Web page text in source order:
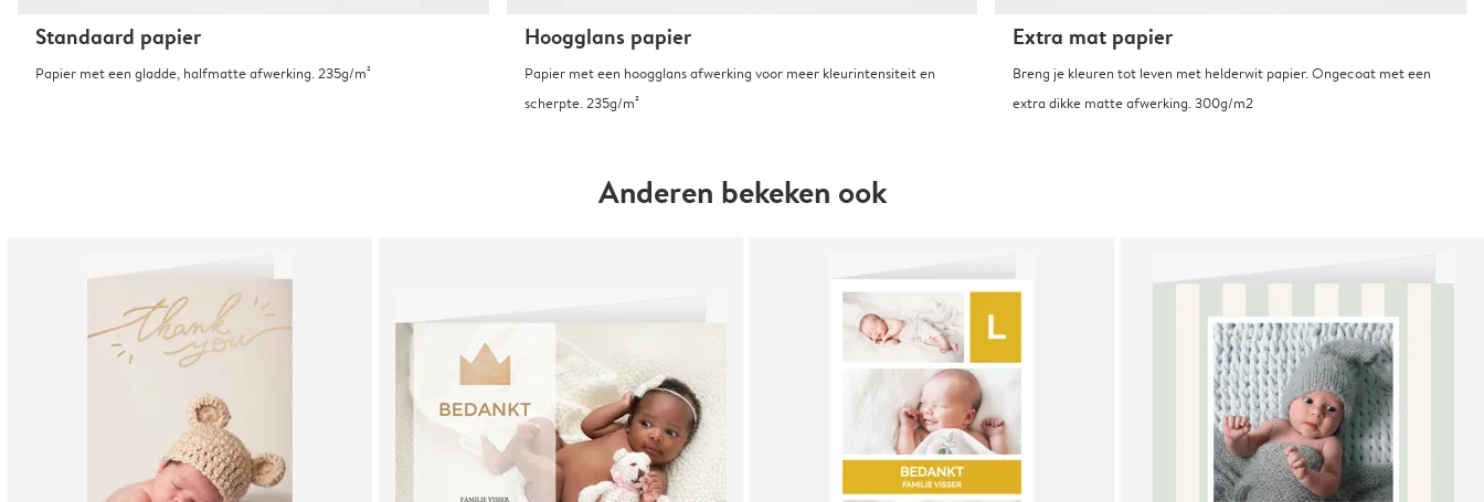
Standaard papier
Papier met een gladde, halfmatte afwerking. 235g/m²
Hoogglans papier
Papier met een hoogglans afwerking voor meer kleurintensiteit en
scherpte. 235g/m²
Extra mat papier
Breng je kleuren tot leven met helderwit papier. Ongecoat met een
extra dikke matte afwerking. 300g/m2
Anderen bekeken ook